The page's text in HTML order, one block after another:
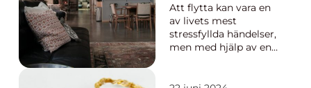
Att flytta kan vara en
av livets mest
stressfyllda händelser,
men med hjälp av en